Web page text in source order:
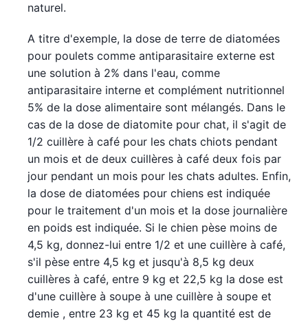
naturel.
A titre d'exemple, la dose de terre de diatomées
pour poulets comme antiparasitaire externe est
une solution à 2% dans l'eau, comme
antiparasitaire interne et complément nutritionnel
5% de la dose alimentaire sont mélangés. Dans le
cas de la dose de diatomite pour chat, il s'agit de
1/2 cuillère à café pour les chats chiots pendant
un mois et de deux cuillères à café deux fois par
jour pendant un mois pour les chats adultes. Enfin,
la dose de diatomées pour chiens est indiquée
pour le traitement d'un mois et la dose journalière
en poids est indiquée. Si le chien pèse moins de
4,5 kg, donnez-lui entre 1/2 et une cuillère à café,
s'il pèse entre 4,5 kg et jusqu'à 8,5 kg deux
cuillères à café, entre 9 kg et 22,5 kg la dose est
d'une cuillère à soupe à une cuillère à soupe et
demie , entre 23 kg et 45 kg la quantité est de